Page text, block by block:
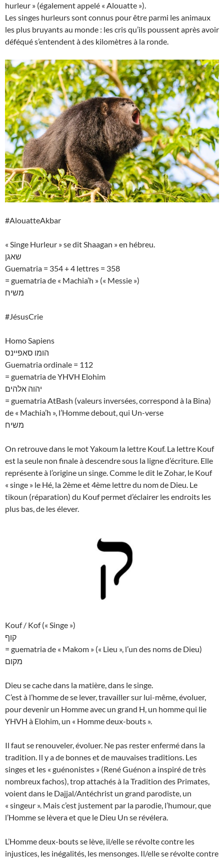
hurleur » (également appelé « Alouatte »).
Les singes hurleurs sont connus pour être parmi les animaux
les plus bruyants au monde : les cris qu’ils poussent après avoir
déféqué s’entendent à des kilomètres à la ronde.
#AlouatteAkbar
« Singe Hurleur » se dit Shaagan » en hébreu.
שאגן
Guematria = 354 + 4 lettres = 358
= guematria de « Machia’h » (« Messie »)
משיח
#JésusCrie
Homo Sapiens
הומו סאפיינס
Guematria ordinale = 112
= guematria de YHVH Elohim
יהוה אלהים
= guematria AtBash (valeurs inversées, correspond à la Bina)
de « Machia’h », l’Homme debout, qui Un-verse
משיח
On retrouve dans le mot Yakoum la lettre Kouf. La lettre Kouf
est la seule non finale à descendre sous la ligne d’écriture. Elle
représente à l’origine un singe. Comme le dit le Zohar, le Kouf
« singe » le Hé, la 2ème et 4ème lettre du nom de Dieu. Le
tikoun (réparation) du Kouf permet d’éclairer les endroits les
plus bas, de les élever.
Kouf / Kof (« Singe »)
קוף
= guematria de « Makom » (« Lieu », l’un des noms de Dieu)
מקום
Dieu se cache dans la matière, dans le singe.
C’est à l’homme de se lever, travailler sur lui-même, évoluer,
pour devenir un Homme avec un grand H, un homme qui lie
YHVH à Elohim, un « Homme deux-bouts ».
Il faut se renouveler, évoluer. Ne pas rester enfermé dans la
tradition. Il y a de bonnes et de mauvaises traditions. Les
singes et les « guénonistes » (René Guénon a inspiré de très
nombreux fachos), trop attachés à la Tradition des Primates,
voient dans le Dajjal/Antéchrist un grand parodiste, un
« singeur ». Mais c’est justement par la parodie, l’humour, que
l’Homme se lèvera et que le Dieu Un se révélera.
L’Homme deux-bouts se lève, il/elle se révolte contre les
injustices, les inégalités, les mensonges. Il/elle se révolte contre